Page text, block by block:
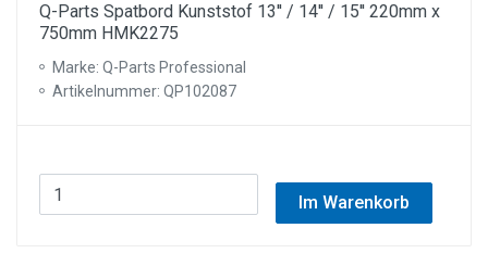
Q-Parts Spatbord Kunststof 13'' / 14'' / 15'' 220mm x
750mm HMK2275
Marke: Q-Parts Professional
Artikelnummer: QP102087
Im Warenkorb